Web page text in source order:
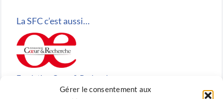
Gérer le consentement aux
La SFC c’est aussi…
Fondation Cœur & Recherche